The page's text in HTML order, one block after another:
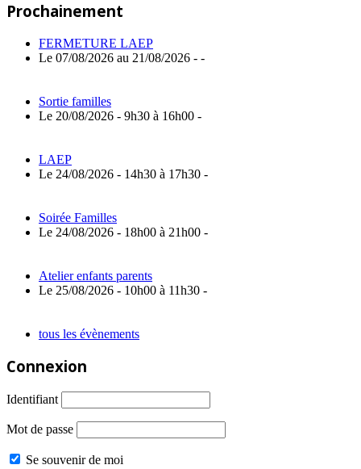
l’article
Prochainement
FERMETURE LAEP
Le 07/08/2026 au 21/08/2026 - -
Sortie familles
Le 20/08/2026 - 9h30 à 16h00 -
LAEP
Le 24/08/2026 - 14h30 à 17h30 -
Soirée Familles
Le 24/08/2026 - 18h00 à 21h00 -
Atelier enfants parents
Le 25/08/2026 - 10h00 à 11h30 -
tous les évènements
Connexion
Identifiant
Mot de passe
Se souvenir de moi